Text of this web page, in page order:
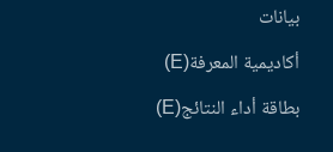
بيانات
أكاديمية المعرفة(E)
بطاقة أداء النتائج(E)